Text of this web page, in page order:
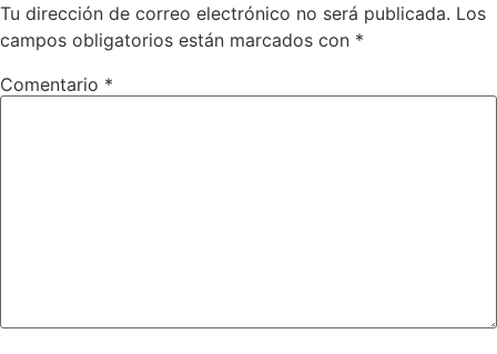
Tu dirección de correo electrónico no será publicada. Los
campos obligatorios están marcados con *
Comentario *